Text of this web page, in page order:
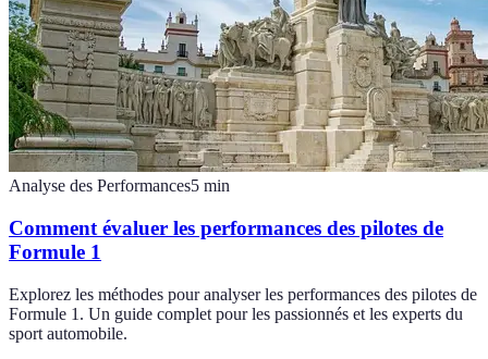
Analyse des Performances5 min
Comment évaluer les performances des pilotes de
Formule 1
Explorez les méthodes pour analyser les performances des pilotes de
Formule 1. Un guide complet pour les passionnés et les experts du
sport automobile.